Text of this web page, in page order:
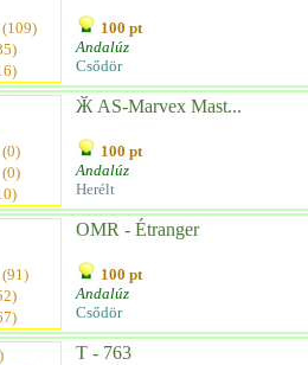
(109)
100 pt
Andalúz
Csődör
(0)
(0)
Ӂ AS-Marvex Mast...
100 pt
Andalúz
Herélt
(91)
OMR - Étranger
100 pt
Andalúz
Csődör
T - 763